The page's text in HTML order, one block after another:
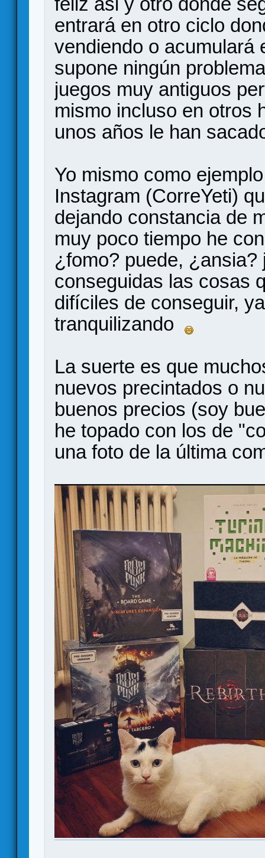
entrará en otro ciclo
vendiendo o acumulará
supone ningún
juegos muy antiguos
mismo incluso en otros
unos años le han
Yo mismo como
Instagram (CorreYeti)
dejando constancia de
muy poco tiempo he
¿fomo? puede,
conseguidas las cosas
difíciles de conseguir,
tranquilizando
La suerte es que
nuevos precintados o
buenos precios (soy
he topado con los de
una foto de la última